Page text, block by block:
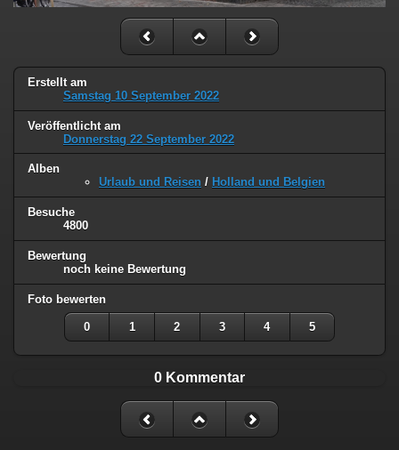
Erstellt am
Samstag 10 September 2022
Veröffentlicht am
Donnerstag 22 September 2022
Alben
Urlaub und Reisen / Holland und Belgien
Besuche
4800
Bewertung
noch keine Bewertung
Foto bewerten
0 1 2 3 4 5
0 Kommentar